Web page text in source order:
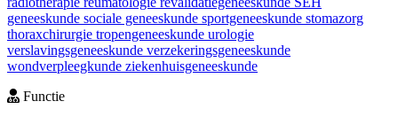
geneeskunde sociale geneeskunde sportgeneeskunde stomazorg
thoraxchirurgie tropengeneeskunde urologie
verslavingsgeneeskunde verzekeringsgeneeskunde
wondverpleegkunde ziekenhuisgeneeskunde
Functie